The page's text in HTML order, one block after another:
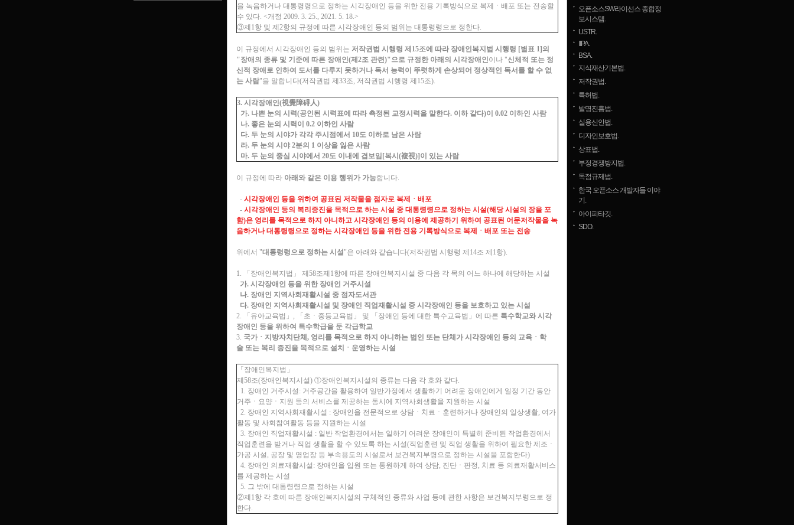
을 녹음하거나 대통령령으로 정하는 시각장애인 등을 위한 전용 기록방식으로 복제ㆍ배포 또는 전송할
수 있다. <개정 2009. 3. 25., 2021. 5. 18.>
③제1항 및 제2항의 규정에 따른 시각장애인 등의 범위는 대통령령으로 정한다.
이 규정에서 시각장애인 등의 범위는 저작권법 시행령 제15조에 따라 장애인복지법 시행령 [별표 1]의
"장애의 종류 및 기준에 따른 장애인(제2조 관련)"으로 규정한 아래의 시각장애인이나 "신체적 또는 정
신적 장애로 인하여 도서를 다루지 못하거나 독서 능력이 뚜렷하게 손상되어 정상적인 독서를 할 수 없
는 사람"을 말합니다(저작권법 제33조, 저작권법 시행령 제15조).
3. 시각장애인(視覺障碍人)
가. 나쁜 눈의 시력(공인된 시력표에 따라 측정된 교정시력을 말한다. 이하 같다)이 0.02 이하인 사람
나. 좋은 눈의 시력이 0.2 이하인 사람
다. 두 눈의 시야가 각각 주시점에서 10도 이하로 남은 사람
라. 두 눈의 시야 2분의 1 이상을 잃은 사람
마. 두 눈의 중심 시야에서 20도 이내에 겹보임[복시(複視)]이 있는 사람
이 규정에 따라 아래와 같은 이용 행위가 가능합니다.
- 시각장애인 등을 위하여 공표된 저작물을 점자로 복제ㆍ배포
- 시각장애인 등의 복리증진을 목적으로 하는 시설 중 대통령령으로 정하는 시설(해당 시설의 장을 포
함)은 영리를 목적으로 하지 아니하고 시각장애인 등의 이용에 제공하기 위하여 공표된 어문저작물을 녹
음하거나 대통령령으로 정하는 시각장애인 등을 위한 전용 기록방식으로 복제ㆍ배포 또는 전송
위에서 "대통령령으로 정하는 시설"은 아래와 같습니다(저작권법 시행령 제14조 제1항).
1. 「장애인복지법」 제58조제1항에 따른 장애인복지시설 중 다음 각 목의 어느 하나에 해당하는 시설
가. 시각장애인 등을 위한 장애인 거주시설
나. 장애인 지역사회재활시설 중 점자도서관
다. 장애인 지역사회재활시설 및 장애인 직업재활시설 중 시각장애인 등을 보호하고 있는 시설
2. 「유아교육법」, 「초ㆍ중등교육법」 및 「장애인 등에 대한 특수교육법」에 따른 특수학교와 시각
장애인 등을 위하여 특수학급을 둔 각급학교
3. 국가ㆍ지방자치단체, 영리를 목적으로 하지 아니하는 법인 또는 단체가 시각장애인 등의 교육ㆍ학
술 또는 복리 증진을 목적으로 설치ㆍ운영하는 시설
「장애인복지법」
제58조(장애인복지시설) ①장애인복지시설의 종류는 다음 각 호와 같다.
1. 장애인 거주시설: 거주공간을 활용하여 일반가정에서 생활하기 어려운 장애인에게 일정 기간 동안
거주ㆍ요양ㆍ지원 등의 서비스를 제공하는 동시에 지역사회생활을 지원하는 시설
2. 장애인 지역사회재활시설 : 장애인을 전문적으로 상담ㆍ치료ㆍ훈련하거나 장애인의 일상생활, 여가
활동 및 사회참여활동 등을 지원하는 시설
3. 장애인 직업재활시설 : 일반 작업환경에서는 일하기 어려운 장애인이 특별히 준비된 작업환경에서
직업훈련을 받거나 직업 생활을 할 수 있도록 하는 시설(직업훈련 및 직업 생활을 위하여 필요한 제조ㆍ
가공 시설, 공장 및 영업장 등 부속용도의 시설로서 보건복지부령으로 정하는 시설을 포함한다)
4. 장애인 의료재활시설: 장애인을 입원 또는 통원하게 하여 상담, 진단ㆍ판정, 치료 등 의료재활서비스
를 제공하는 시설
5. 그 밖에 대통령령으로 정하는 시설
②제1항 각 호에 따른 장애인복지시설의 구체적인 종류와 사업 등에 관한 사항은 보건복지부령으로 정
한다.
오픈소스SW라이선스 종합정
보시스템.
USTR.
IIPA.
BSA.
지식재산기본법.
저작권법.
특허법.
발명진흥법.
실용신안법.
디자인보호법.
상표법.
부정경쟁방지법.
독점규제법.
한국 오픈소스 개발자들 이야
기.
아이피타깃.
SDO.